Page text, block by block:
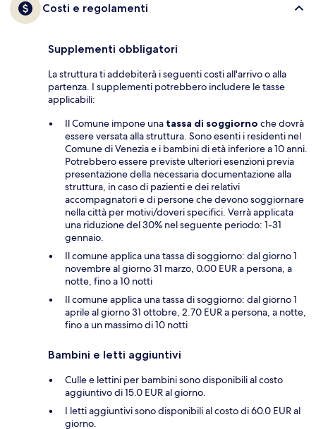
Costi e regolamenti
Supplementi obbligatori
La struttura ti addebiterà i seguenti costi all'arrivo o alla
partenza. I supplementi potrebbero includere le tasse
applicabili:
Il Comune impone una tassa di soggiorno che dovrà
essere versata alla struttura. Sono esenti i residenti nel
Comune di Venezia e i bambini di età inferiore a 10 anni.
Potrebbero essere previste ulteriori esenzioni previa
presentazione della necessaria documentazione alla
struttura, in caso di pazienti e dei relativi
accompagnatori e di persone che devono soggiornare
nella città per motivi/doveri specifici. Verrà applicata
una riduzione del 30% nel seguente periodo: 1-31
gennaio.
Il comune applica una tassa di soggiorno: dal giorno 1
novembre al giorno 31 marzo, 0.00 EUR a persona, a
notte, fino a 10 notti
Il comune applica una tassa di soggiorno: dal giorno 1
aprile al giorno 31 ottobre, 2.70 EUR a persona, a notte,
fino a un massimo di 10 notti
Bambini e letti aggiuntivi
Culle e lettini per bambini sono disponibili al costo
aggiuntivo di 15.0 EUR al giorno.
I letti aggiuntivi sono disponibili al costo di 60.0 EUR al
giorno.